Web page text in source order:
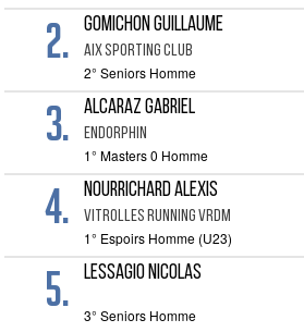
2. GOMICHON GUILLAUME
AIX SPORTING CLUB
2° Seniors Homme
3. ALCARAZ GABRIEL
ENDORPHIN
1° Masters 0 Homme
4. NOURRICHARD ALEXIS
VITROLLES RUNNING VRDM
1° Espoirs Homme (U23)
5. LESSAGIO NICOLAS
3° Seniors Homme